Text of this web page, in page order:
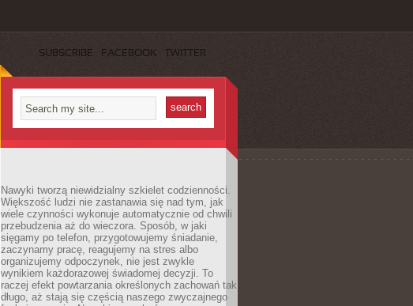
SUBSCRIBE FACEBOOK TWITTER
Nawyki tworzą niewidzialny szkielet codzienności.
Większość ludzi nie zastanawia się nad tym, jak
wiele czynności wykonuje automatycznie od chwili
przebudzenia aż do wieczora. Sposób, w jaki
sięgamy po telefon, przygotowujemy śniadanie,
zaczynamy pracę, reagujemy na stres albo
organizujemy odpoczynek, nie jest zwykle
wynikiem każdorazowej świadomej decyzji. To
raczej efekt powtarzania określonych zachowań tak
długo, aż stają się częścią naszego zwyczajnego